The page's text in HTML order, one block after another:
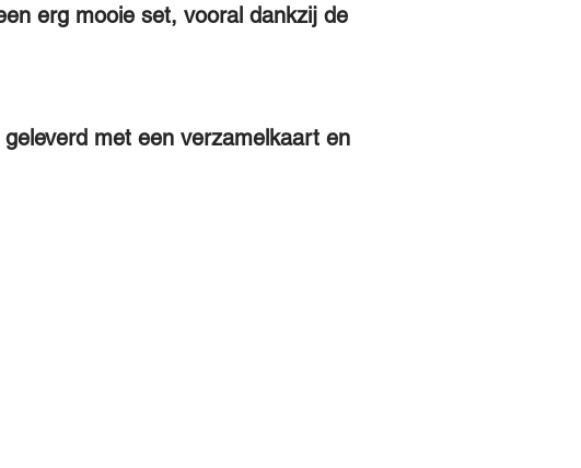
erg mooie set, vooral dankzij de
met een verzamelkaart en